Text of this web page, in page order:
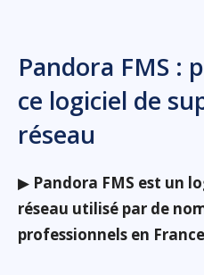
Pandora FMS :
ce logiciel de
réseau
▶ Pandora FMS est un
réseau utilisé par de
professionnels en